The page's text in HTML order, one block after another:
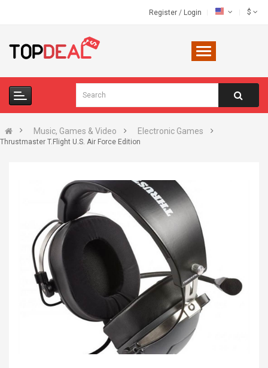
Register / Login $
Music, Games & Video Electronic Games
Thrustmaster T.Flight U.S. Air Force Edition